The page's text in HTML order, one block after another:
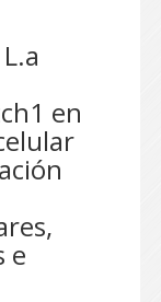
en
e